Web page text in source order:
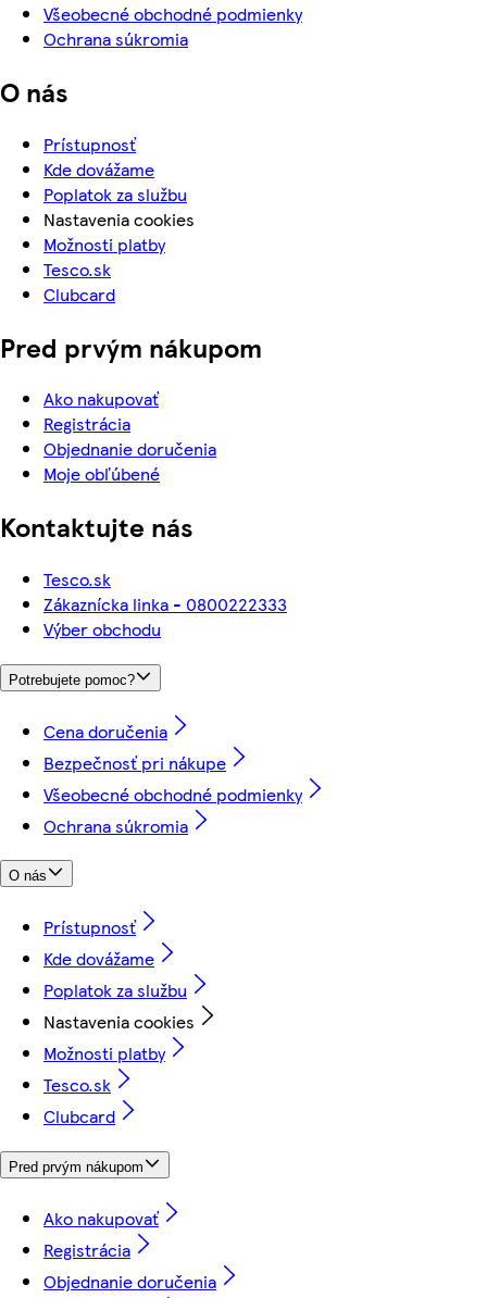
Všeobecné obchodné podmienky
Ochrana súkromia
O nás
Prístupnosť
Kde dovážame
Poplatok za službu
Nastavenia cookies
Možnosti platby
Tesco.sk
Clubcard
Pred prvým nákupom
Ako nakupovať
Registrácia
Objednanie doručenia
Moje obľúbené
Kontaktujte nás
Tesco.sk
Zákaznícka linka - 0800222333
Výber obchodu
Potrebujete pomoc?
Cena doručenia
Bezpečnosť pri nákupe
Všeobecné obchodné podmienky
Ochrana súkromia
O nás
Prístupnosť
Kde dovážame
Poplatok za službu
Nastavenia cookies
Možnosti platby
Tesco.sk
Clubcard
Pred prvým nákupom
Ako nakupovať
Registrácia
Objednanie doručenia